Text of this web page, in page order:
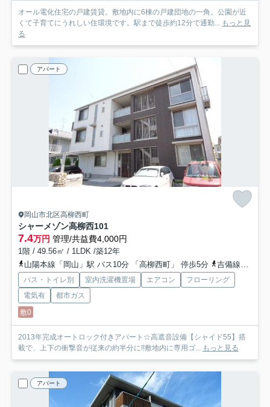
オール電化住宅の戸建賃貸。敷地内に6棟の戸建団地の一角。公園が近
くて子育てにうれしい住環境です。駅まで徒歩約12分で通勤... もっと見
る
アパート
岡山市北区高柳西町
シャーメゾン高柳西101
7.4万円 管理/共益費4,000円
1階 / 49.56㎡ / 1LDK /築12年
山陽本線「岡山」駅 バス10分 「高柳西町」 停歩5分
吉備線「大安寺」駅 徒歩11分
バス・トイレ別 室内洗濯機置場 エアコン
フローリング
電気有
都市ガス
敷0
2013年完成オートロック付きアパート☆高遮音設備【シャイド55】搭
載で、上下の衝撃音が従来の約半分に!!敷地内に専用ゴ... もっと見る
アパート